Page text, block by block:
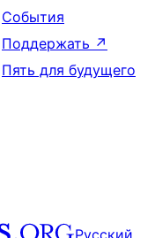
События
Поддержать ↗
Пять для будущего
Русский